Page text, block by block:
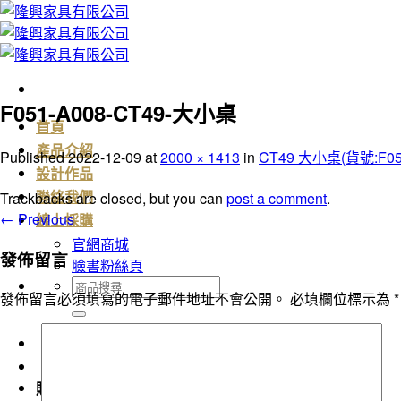
Skip
to
content
首頁
產品介紹
設計作品
聯絡我們
線上採購
官網商城
臉書粉絲頁
搜
尋
關
購物車
F051-A008-CT49-大小桌
Published2022-12-09at2000 × 1413 in CT49 大小桌(貨號
Trackbacks are closed, but you can post a comment.
← Previous
發佈留言
發佈留言必須填寫的電子郵件地址不會公開。 必填欄位標示為 *